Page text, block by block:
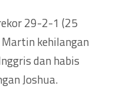
29-2-1 (25
Martin kehilangan
dan habis
Joshua.